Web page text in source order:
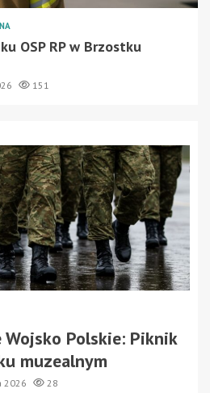
OSP RP w Brzostku
151
Polskie: Piknik
muzealnym
2026 28